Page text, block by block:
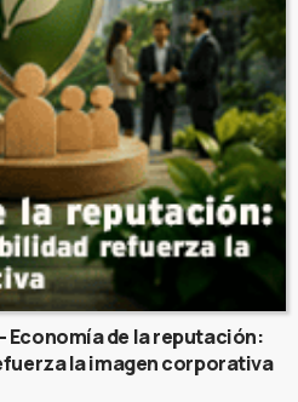
Economía de la reputación:
la imagen corporativa